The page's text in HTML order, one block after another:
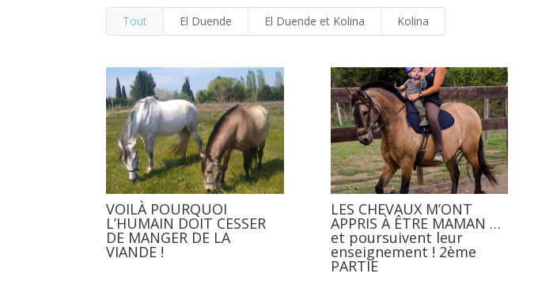
Tout El Duende El Duende et Kolina Kolina
VOILÀ POURQUOI
L’HUMAIN DOIT CESSER
DE MANGER DE LA
VIANDE !
LES CHEVAUX M’ONT
APPRIS À ÊTRE MAMAN …
et poursuivent leur
enseignement ! 2ème
PARTIE